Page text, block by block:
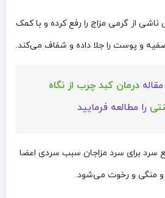
از گرمی مزاج را رفع کرده و با کمک
و پوست را جلا داده و شفاف می‌کند.
درمان کبد چرب از نگاه
را مطالعه فرمایید
سرد برای سرد مزاجان سبب سردی اعضا
منگی و رخوت می‌شود.